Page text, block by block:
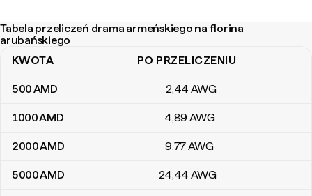
Tabela przeliczeń drama armeńskiego na florina
arubańskiego
Tabela przeliczeń drama armeńskiego na florina arubańskiego
KWOTA PO PRZELICZENIU
500AMD 2,44 AWG
1000AMD 4,89 AWG
2000AMD 9,77AWG
5000AMD 24,44 AWG